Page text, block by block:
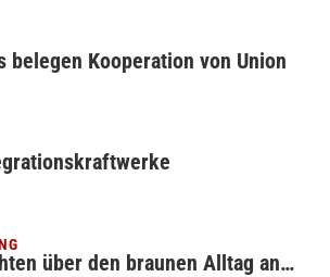
belegen Kooperation von Union
über den braunen Alltag an…